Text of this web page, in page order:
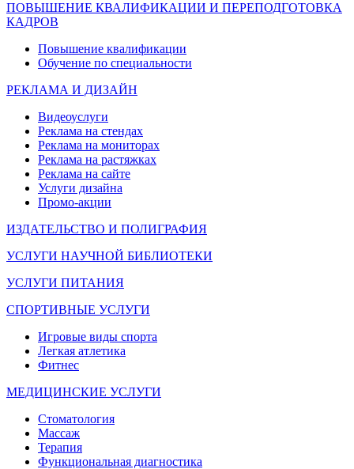
ПОВЫШЕНИЕ КВАЛИФИКАЦИИ И ПЕРЕПОДГОТОВКА
КАДРОВ
Повышение квалификации
Обучение по специальности
РЕКЛАМА И ДИЗАЙН
Видеоуслуги
Реклама на стендах
Реклама на мониторах
Реклама на растяжках
Реклама на сайте
Услуги дизайна
Промо-акции
ИЗДАТЕЛЬСТВО И ПОЛИГРАФИЯ
УСЛУГИ НАУЧНОЙ БИБЛИОТЕКИ
УСЛУГИ ПИТАНИЯ
СПОРТИВНЫЕ УСЛУГИ
Игровые виды спорта
Легкая атлетика
Фитнес
МЕДИЦИНСКИЕ УСЛУГИ
Стоматология
Массаж
Терапия
Функциональная диагностика